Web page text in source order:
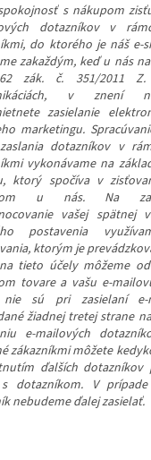
s nákupom
dotazníkov v
do ktorého je náš e-
zakaždým, keď u nás
zák. č. 351/2011 Z.
v znení
zasielanie
marketingu.
dotazníkov v
vykonávame na
ktorý spočíva v
u nás. Na
vašej spätnej
postavenia
ktorým je
tieto účely môžeme
tovare a vašu e-
sú pri zasielaní e-
žiadnej tretej strane
e-mailových
zákazníkmi môžete
ďalších
dotazníkom. V
nebudeme ďalej zasielať.